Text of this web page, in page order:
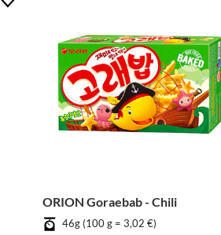
ORION Goraebab - Chili
46g (100 g = 3,02 €)